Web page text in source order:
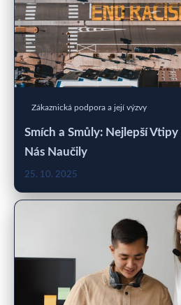
Zákaznická podpora a její výzvy
Smích a Smůly: Nejlepší
Nás Naučily
25. 10. 2025